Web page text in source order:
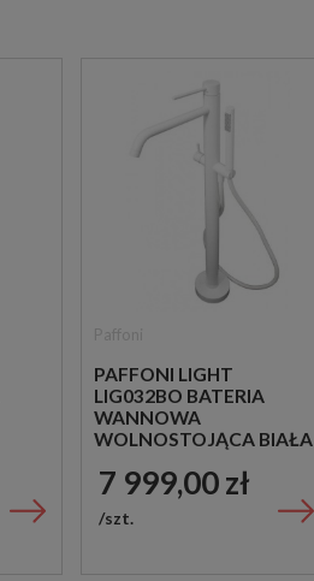
PAFFONI LIGHT
LIG032BO BATERIA
WANNOWA
WOLNOSTOJĄCA BIAŁA
7 999,00 zł
szt.